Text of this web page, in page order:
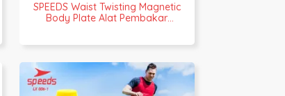
SPEEDS Waist Twisting Magnetic
Body Plate Alat Pembakar